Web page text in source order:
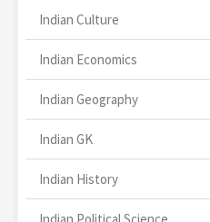
Indian Culture
Indian Economics
Indian Geography
Indian GK
Indian History